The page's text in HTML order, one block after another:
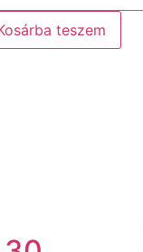
teszem